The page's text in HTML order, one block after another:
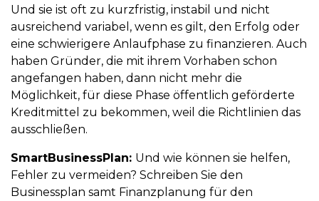
Und sie ist oft zu kurzfristig, instabil und nicht
ausreichend variabel, wenn es gilt, den Erfolg oder
eine schwierigere Anlaufphase zu finanzieren. Auch
haben Gründer, die mit ihrem Vorhaben schon
angefangen haben, dann nicht mehr die
Möglichkeit, für diese Phase öffentlich geförderte
Kreditmittel zu bekommen, weil die Richtlinien das
ausschließen.
SmartBusinessPlan: Und wie können sie helfen,
Fehler zu vermeiden? Schreiben Sie den
Businessplan samt Finanzplanung für den